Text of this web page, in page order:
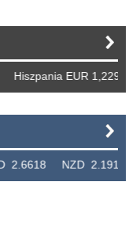
EUR 1,229
NZD 2.1914